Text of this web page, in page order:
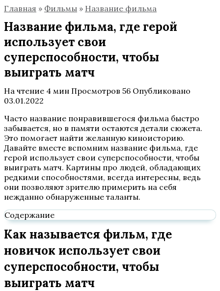
Главная » Фильмы » Название фильма
Название фильма, где герой
использует свои
суперспособности, чтобы
выиграть матч
На чтение 4 мин Просмотров 56 Опубликовано
03.01.2022
Часто название понравившегося фильма быстро
забывается, но в памяти остаются детали сюжета.
Это помогает найти желанную киноисторию.
Давайте вместе вспомним название фильма, где
герой использует свои суперспособности, чтобы
выиграть матч. Картины про людей, обладающих
редкими способностями, всегда интересны, ведь
они позволяют зрителю примерить на себя
нежданно обнаруженные таланты.
Содержание
Как называется фильм, где
новичок использует свои
суперспособности, чтобы
выиграть матч